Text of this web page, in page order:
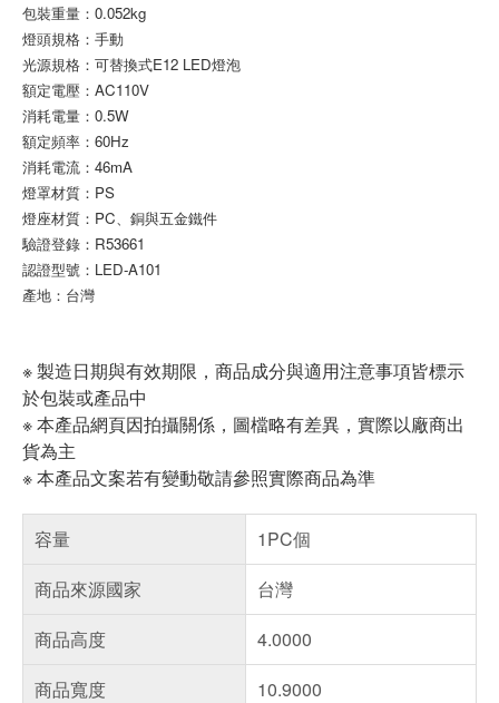
包裝重量：0.052kg
燈頭規格：手動
光源規格：可替換式E12 LED燈泡
額定電壓：AC110V
消耗電量：0.5W
額定頻率：60Hz
消耗電流：46mA
燈罩材質：PS
燈座材質：PC、銅與五金鐵件
驗證登錄：R53661
認證型號：LED-A101
產地：台灣
※ 製造日期與有效期限，商品成分與適用注意事項皆標示
於包裝或產品中
※ 本產品網頁因拍攝關係，圖檔略有差異，實際以廠商出
貨為主
※ 本產品文案若有變動敬請參照實際商品為準
容量
1PC個
商品來源國家
台灣
商品高度
4.0000
商品寬度
10.9000